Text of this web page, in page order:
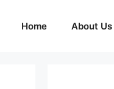
Home About Us